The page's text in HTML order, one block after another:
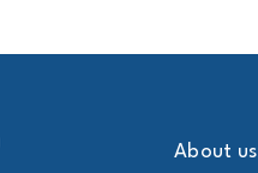
About us